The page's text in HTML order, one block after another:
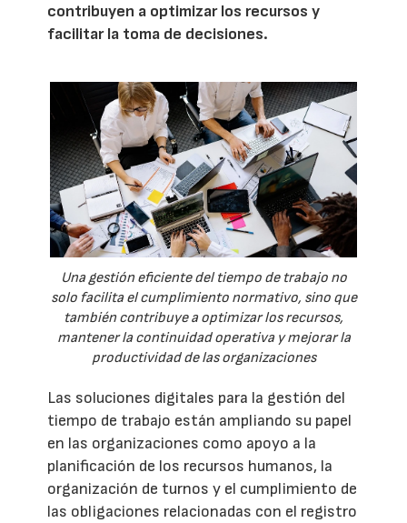
contribuyen a optimizar los recursos y
facilitar la toma de decisiones.
Una gestión eficiente del tiempo de trabajo no
solo facilita el cumplimiento normativo, sino que
también contribuye a optimizar los recursos,
mantener la continuidad operativa y mejorar la
productividad de las organizaciones
Las soluciones digitales para la gestión del
tiempo de trabajo están ampliando su papel
en las organizaciones como apoyo a la
planificación de los recursos humanos, la
organización de turnos y el cumplimiento de
las obligaciones relacionadas con el registro